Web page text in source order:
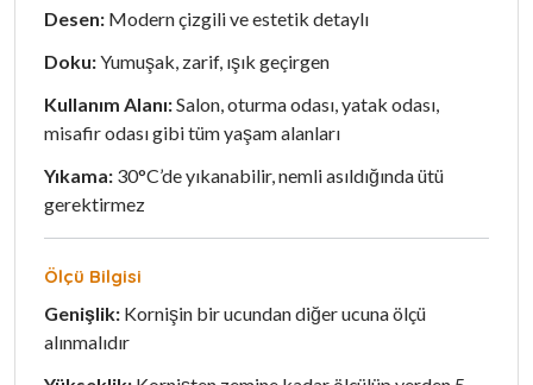
Desen: Modern çizgili ve estetik detaylı
Doku:Yumuşak, zarif, ışık geçirgen
Kullanım Alanı:Salon, oturma odası, yatak odası,
misafir odası gibi tüm yaşam alanları
Yıkama: 30°C’de yıkanabilir, nemli asıldığında ütü
gerektirmez
Ölçü Bilgisi
Genişlik: Kornişin bir ucundan diğer ucuna ölçü
alınmalıdır